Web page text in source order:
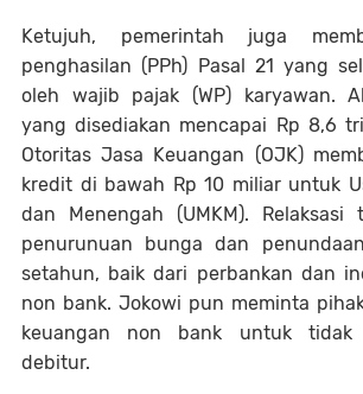
Ketujuh, pemerintah juga
penghasilan (PPh) Pasal 21 yang
oleh wajib pajak (WP) karyawan.
yang disediakan mencapai Rp 8,6
Otoritas Jasa Keuangan (OJK)
kredit di bawah Rp 10 miliar untuk
dan Menengah (UMKM). Relaksasi
penurunuan bunga dan
setahun, baik dari perbankan dan
non bank. Jokowi pun meminta
keuangan non bank untuk tidak
debitur.